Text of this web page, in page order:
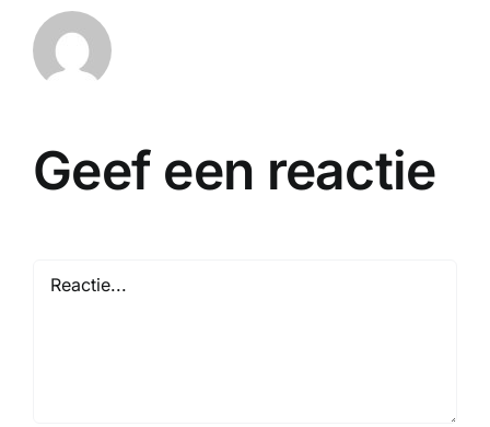
Geef een reactie
Reactie